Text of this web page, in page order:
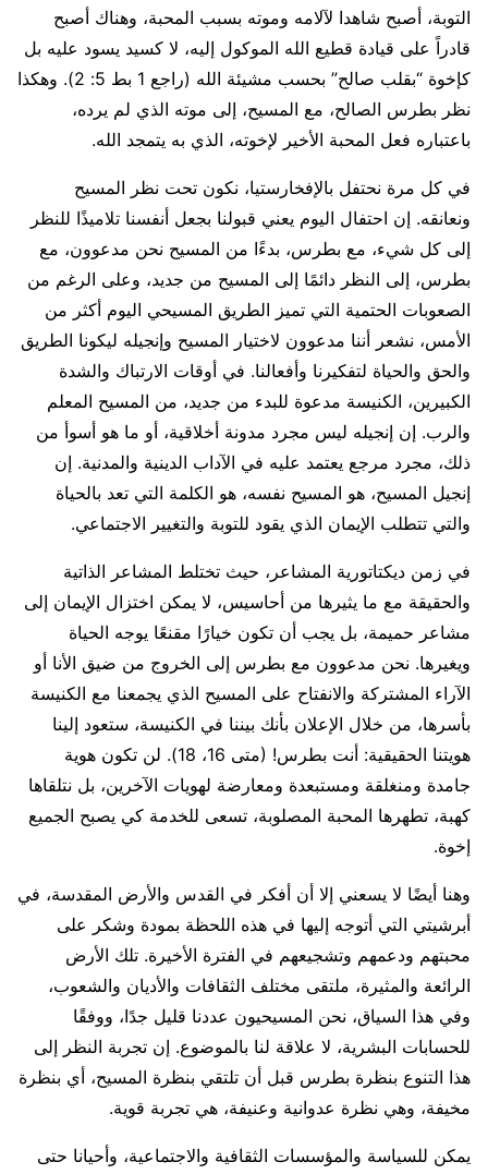
التوبة، أصبح شاهدا لآلامه وموته بسبب المحبة، وهناك أصبح
قادراً على قيادة قطيع الله الموكول إليه، لا كسيد يسود عليه بل
كإخوة “بقلب صالح” بحسب مشيئة الله (راجع 1 بط 5: 2). وهكذا
نظر بطرس الصالح، مع المسيح، إلى موته الذي لم يرده،
باعتباره فعل المحبة الأخير لإخوته، الذي به يتمجد الله.
في كل مرة نحتفل بالإفخارستيا، نكون تحت نظر المسيح
ونعانقه. إن احتفال اليوم يعني قبولنا بجعل أنفسنا تلاميذًا للنظر
إلى كل شيء، مع بطرس، بدءًا من المسيح نحن مدعوون، مع
بطرس، إلى النظر دائمًا إلى المسيح من جديد، وعلى الرغم من
الصعوبات الحتمية التي تميز الطريق المسيحي اليوم أكثر من
الأمس، نشعر أننا مدعوون لاختيار المسيح وإنجيله ليكونا الطريق
والحق والحياة لتفكيرنا وأفعالنا. في أوقات الارتباك والشدة
الكبيرين، الكنيسة مدعوة للبدء من جديد، من المسيح المعلم
والرب. إن إنجيله ليس مجرد مدونة أخلاقية، أو ما هو أسوأ من
ذلك، مجرد مرجع يعتمد عليه في الآداب الدينية والمدنية. إن
إنجيل المسيح، هو المسيح نفسه، هو الكلمة التي تعد بالحياة
والتي تتطلب الإيمان الذي يقود للتوبة والتغيير الاجتماعي.
في زمن ديكتاتورية المشاعر، حيث تختلط المشاعر الذاتية
والحقيقة مع ما يثيرها من أحاسيس، لا يمكن اختزال الإيمان إلى
مشاعر حميمة، بل يجب أن تكون خيارًا مقنعًا يوجه الحياة
ويغيرها. نحن مدعوون مع بطرس إلى الخروج من ضيق الأنا أو
الآراء المشتركة والانفتاح على المسيح الذي يجمعنا مع الكنيسة
بأسرها، من خلال الإعلان بأنك بيننا في الكنيسة، ستعود إلينا
هويتنا الحقيقية: أنت بطرس! (متى 16، 18). لن تكون هوية
جامدة ومنغلقة ومستبعدة ومعارضة لهويات الآخرين، بل نتلقاها
كهبة، تطهرها المحبة المصلوبة، تسعى للخدمة كي يصبح الجميع
إخوة.
وهنا أيضًا لا يسعني إلا أن أفكر في القدس والأرض المقدسة، في
أبرشيتي التي أتوجه إليها في هذه اللحظة بمودة وشكر على
محبتهم ودعمهم وتشجيعهم في الفترة الأخيرة. تلك الأرض
الرائعة والمثيرة، ملتقى مختلف الثقافات والأديان والشعوب،
وفي هذا السياق، نحن المسيحيون عددنا قليل جدًا، ووفقًا
للحسابات البشرية، لا علاقة لنا بالموضوع. إن تجربة النظر إلى
هذا التنوع بنظرة بطرس قبل أن تلتقي بنظرة المسيح، أي بنظرة
مخيفة، وهي نظرة عدوانية وعنيفة، هي تجربة قوية.
يمكن للسياسة والمؤسسات الثقافية والاجتماعية، وأحيانا حتى